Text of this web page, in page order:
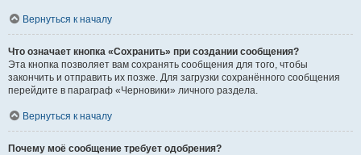
Вернуться к началу
Что означает кнопка «Сохранить» при создании сообщения?
Эта кнопка позволяет вам сохранять сообщения для того, чтобы
закончить и отправить их позже. Для загрузки сохранённого сообщения
перейдите в параграф «Черновики» личного раздела.
Вернуться к началу
Почему моё сообщение требует одобрения?